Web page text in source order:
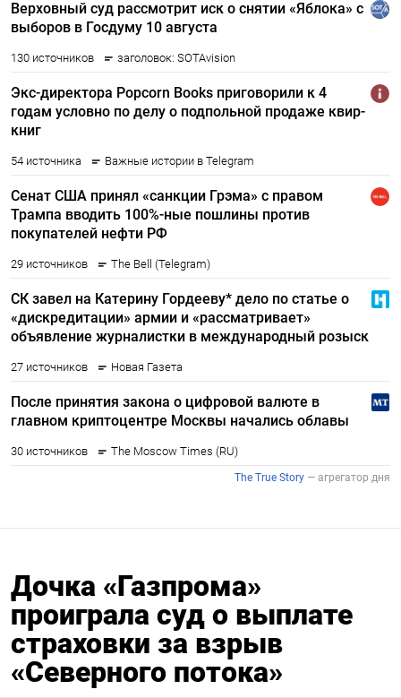
Дочка «Газпрома»
проиграла суд о выплате
страховки за взрыв
«Северного потока»